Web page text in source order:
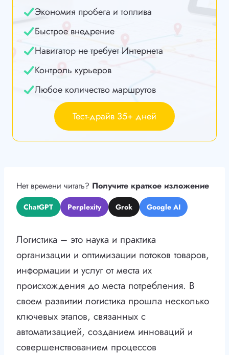
Экономия пробега и топлива
Быстрое внедрение
Навигатор не требует Интернета
Контроль курьеров
Любое количество маршрутов
Тест-драйв 35+ дней
Нет времени читать? Получите краткое изложение
ChatGPT Perplexity Grok Google AI
Логистика – это наука и практика
организации и оптимизации потоков товаров,
информации и услуг от места их
происхождения до места потребления. В
своем развитии логистика прошла несколько
ключевых этапов, связанных с
автоматизацией, созданием инноваций и
совершенствованием процессов